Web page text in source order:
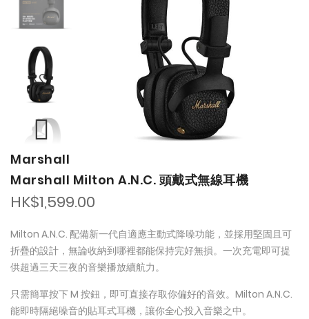
Marshall
Marshall Milton A.N.C. 頭戴式無線耳機
HK$1,599.00
Milton A.N.C. 配備新一代自適應主動式降噪功能，並採用堅固且可
折疊的設計，無論收納到哪裡都能保持完好無損。一次充電即可提
供超過三天三夜的音樂播放續航力。
只需簡單按下 M 按鈕，即可直接存取你偏好的音效。Milton A.N.C.
能即時隔絕噪音的貼耳式耳機，讓你全心投入音樂之中。
the
gallery
the
gallery